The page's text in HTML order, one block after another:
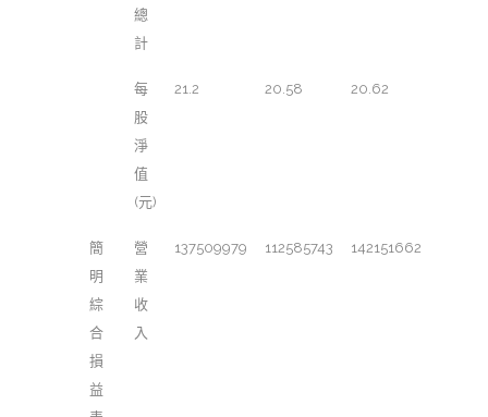
總
計
每
股
淨
值
(元)
21.2 20.58 20.62
簡
明
綜
合
損
益
營
業
收
入
137509979 112585743 142151662